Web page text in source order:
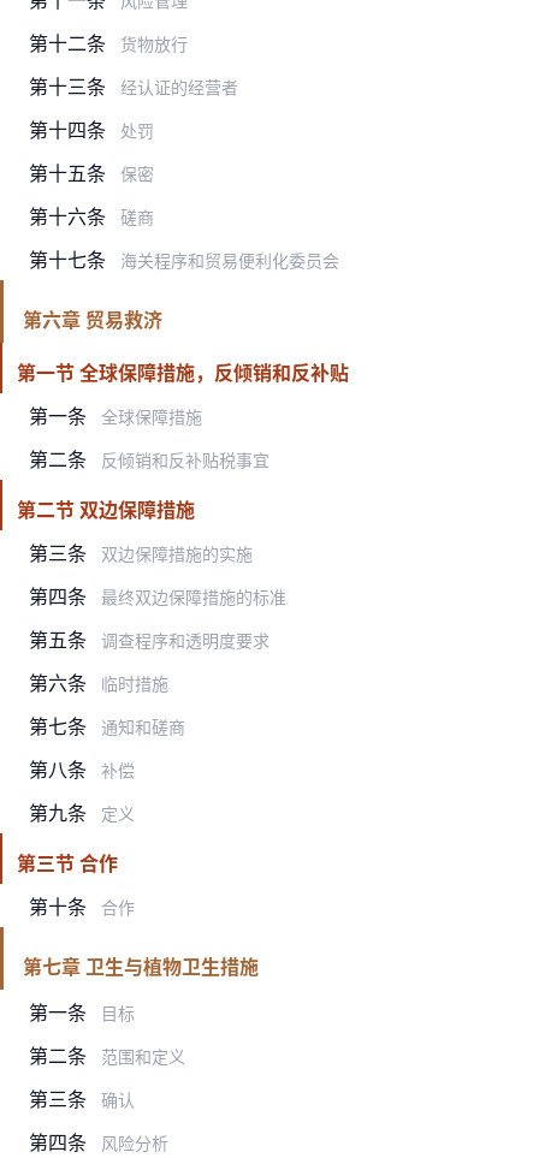
第十二条 货物放行
第十三条 经认证的经营者
第十四条 处罚
第十五条 保密
第十六条 磋商
第十七条 海关程序和贸易便利化委员会
第六章 贸易救济
第一节 全球保障措施，反倾销和反补贴
第一条
全球保障措施
第二条 反倾销和反补贴税事宜
第二节 双边保障措施
第三条
双边保障措施的实施
第四条 最终双边保障措施的标准
第五条 调查程序和透明度要求
第六条 临时措施
第七条 通知和磋商
第八条 补偿
第九条 定义
第三节 合作
第十条
合作
第七章 卫生与植物卫生措施
第一条
目标
第二条 范围和定义
第三条 确认
第四条 风险分析